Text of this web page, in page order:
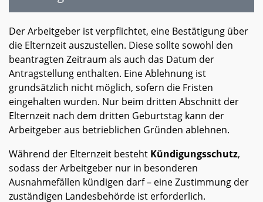
Der Arbeitgeber ist verpflichtet, eine Bestätigung über
die Elternzeit auszustellen. Diese sollte sowohl den
beantragten Zeitraum als auch das Datum der
Antragstellung enthalten. Eine Ablehnung ist
grundsätzlich nicht möglich, sofern die Fristen
eingehalten wurden. Nur beim dritten Abschnitt der
Elternzeit nach dem dritten Geburtstag kann der
Arbeitgeber aus betrieblichen Gründen ablehnen.
Während der Elternzeit besteht Kündigungsschutz,
sodass der Arbeitgeber nur in besonderen
Ausnahmefällen kündigen darf – eine Zustimmung der
zuständigen Landesbehörde ist erforderlich.